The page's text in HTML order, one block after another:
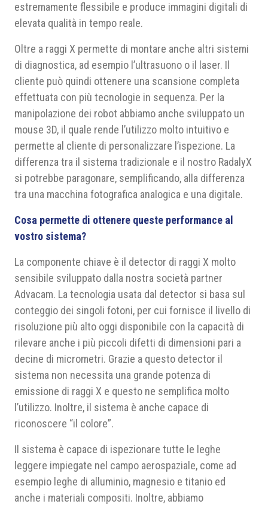
estremamente flessibile e produce immagini digitali di
elevata qualità in tempo reale.
Oltre a raggi X permette di montare anche altri sistemi
di diagnostica, ad esempio l’ultrasuono o il laser. Il
cliente può quindi ottenere una scansione completa
effettuata con più tecnologie in sequenza. Per la
manipolazione dei robot abbiamo anche sviluppato un
mouse 3D, il quale rende l’utilizzo molto intuitivo e
permette al cliente di personalizzare l’ispezione. La
differenza tra il sistema tradizionale e il nostro RadalyX
si potrebbe paragonare, semplificando, alla differenza
tra una macchina fotografica analogica e una digitale.
Cosa permette di ottenere queste performance al
vostro sistema?
La componente chiave è il detector di raggi X molto
sensibile sviluppato dalla nostra società partner
Advacam. La tecnologia usata dal detector si basa sul
conteggio dei singoli fotoni, per cui fornisce il livello di
risoluzione più alto oggi disponibile con la capacità di
rilevare anche i più piccoli difetti di dimensioni pari a
decine di micrometri. Grazie a questo detector il
sistema non necessita una grande potenza di
emissione di raggi X e questo ne semplifica molto
l’utilizzo. Inoltre, il sistema è anche capace di
riconoscere “il colore”.
Il sistema è capace di ispezionare tutte le leghe
leggere impiegate nel campo aerospaziale, come ad
esempio leghe di alluminio, magnesio e titanio ed
anche i materiali compositi. Inoltre, abbiamo